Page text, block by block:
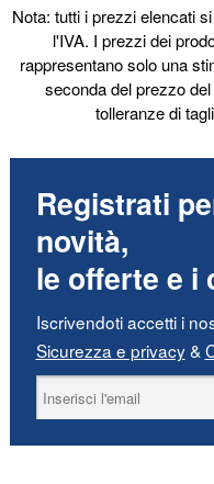
Nota: tutti i prezzi elencati
l'IVA. I prezzi dei
rappresentano solo una
seconda del prezzo
tolleranze di
Registrati
novità,
le offerte e i
Iscrivendoti accetti i
Sicurezza e privacy&